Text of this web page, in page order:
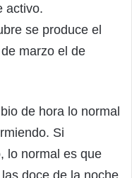
activo.
se produce el
marzo el de
de hora lo normal
Si
lo normal es que
doce de la noche